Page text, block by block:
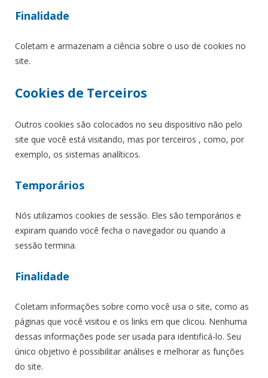
Finalidade
Coletam e armazenam a ciência sobre o uso de cookies no
site.
Cookies de Terceiros
Outros cookies são colocados no seu dispositivo não pelo
site que você está visitando, mas por terceiros , como, por
exemplo, os sistemas analíticos.
Temporários
Nós utilizamos cookies de sessão. Eles são temporários e
expiram quando você fecha o navegador ou quando a
sessão termina.
Finalidade
Coletam informações sobre como você usa o site, como as
páginas que você visitou e os links em que clicou. Nenhuma
dessas informações pode ser usada para identificá-lo. Seu
único objetivo é possibilitar análises e melhorar as funções
do site.